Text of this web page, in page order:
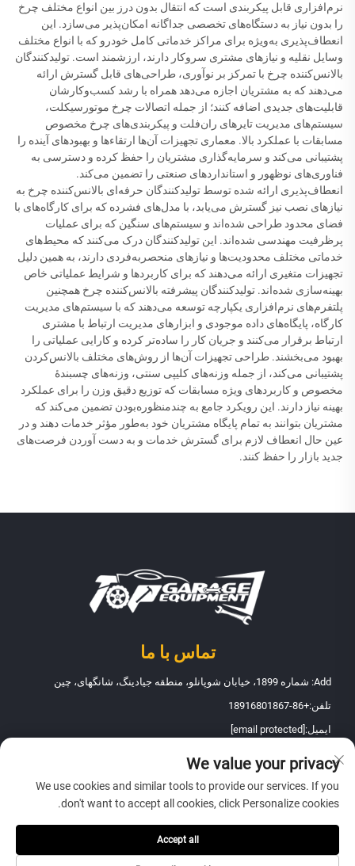
نرم‌افزاری قابل پیکربندی است که انتقال بدون درز بین انواع مختلف چرخ
را بدون نیاز به دستگاه‌های تخصصی جداگانه امکان‌پذیر می‌سازد. این
انعطاف‌پذیری به‌ویژه برای مراکز خدماتی کامل خودرو که با انواع مختلف
وسایل نقلیه و نیازهای مشتری سروکار دارند، ارزشمند است. تولیدکنندگان
بالانس‌کننده چرخ با تمرکز بر نوآوری، طراحی‌های قابل گسترش ارائه
می‌دهند که به مشتریان اجازه می‌دهد همراه با رشد کسب‌وکارشان
قابلیت‌های جدیدی اضافه کنند؛ از جمله اتصالات چرخ موتورسیکلت،
سیستم‌های مدیریت تایرهای ران‌فلت و پیکربندی‌های چرخ مخصوص
مسابقات با عملکرد بالا. معماری تجهیزات آن‌ها ارتقاء‌ها و بهبودهای آینده را
پشتیبانی می‌کند و سرمایه‌گذاری مشتریان را حفظ کرده و دسترسی به
فناوری‌های نوظهور و استانداردهای صنعتی را تضمین می‌کند.
انعطاف‌پذیری ارائه شده توسط تولیدکنندگان حرفه‌ای بالانس‌کننده چرخ به
نیازهای نصب نیز گسترش می‌یابد، با مدل‌های فشرده که برای کارگاه‌های با
فضای محدود طراحی شده‌اند و سیستم‌های سنگین که برای عملیات
پرظرفیت مهندسی شده‌اند. این تولیدکنندگان درک می‌کنند که محیط‌های
خدماتی مختلف محدودیت‌ها و نیازهای منحصربه‌فردی دارند، به همین دلیل
تجهیزات متغیری ارائه می‌دهند که برای کاربردها و شرایط عملیاتی خاص
بهینه‌سازی شده‌اند. تولیدکنندگان پیشرفته بالانس‌کننده چرخ همچنین
پلتفرم‌های نرم‌افزاری یکپارچه توسعه می‌دهند که با سیستم‌های مدیریت
کارگاه، پایگاه‌های داده موجودی و ابزارهای مدیریت ارتباط با مشتری
ارتباط برقرار می‌کنند و جریان کار را ساده‌تر کرده و کارایی عملیاتی را
بهبود می‌بخشند. طراحی تجهیزات آن‌ها از روش‌های مختلف بالانس‌کردن
پشتیبانی می‌کند، از جمله وزنه‌های کلیپی سنتی، وزنه‌های چسبندۀ
مخصوص و کاربردهای ویژه مسابقات که توزیع دقیق وزن را برای عملکرد
بهینه نیاز دارند. این رویکرد جامع به چندمنظوره‌بودن تضمین می‌کند که
مشتریان بتوانند به تمام پایگاه مشتریان خود به‌طور مؤثر خدمات دهند و در
عین حال انعطاف لازم برای گسترش خدمات و به دست آوردن فرصت‌های
جدید بازار را حفظ کنند.
تماس با ما
Add: شماره 1899، خیابان شوپانلو، منطقه جیادینگ، شانگهای، چین
تلفن:+86-18916801867
ایمیل:
حق تألیف © 2025 شرکت تجهیزات نگهداری خودروی فانبائو شانگهای. تمامی
حقوق محفوظ است -سیاست حریم خصوصی
We value your privacy
We use cookies and similar tools to provide our services. If you
don't want to accept all cookies, click Personalize cookies.
Accept all